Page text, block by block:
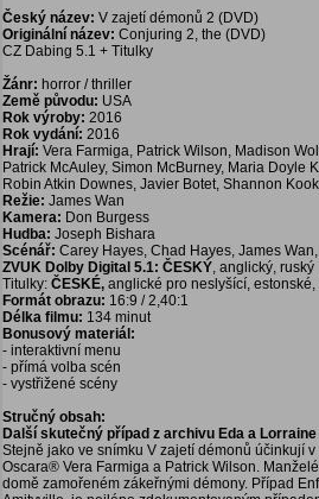
Český název: V zajetí démonů 2 (DVD)
Originální název: Conjuring 2, the (DVD)
CZ Dabing 5.1 + Titulky
Žánr: horror / thriller
Země původu: USA
Rok výroby: 2016
Rok vydání: 2016
Hrají: Vera Farmiga, Patrick Wilson, Madison
Patrick McAuley, Simon McBurney, Maria Doyle
Robin Atkin Downes, Javier Botet, Shannon
Režie: James Wan
Kamera: Don Burgess
Hudba: Joseph Bishara
Scénář: Carey Hayes, Chad Hayes, James
ZVUK Dolby Digital 5.1: ČESKÝ, anglický, ruský
Titulky: ČESKÉ, anglické pro neslyšící,
Formát obrazu: 16:9 / 2,40:1
Délka filmu: 134 minut
Bonusový materiál:
- interaktivní menu
- přímá volba scén
- vystřižené scény
Stručný obsah:
Další skutečný případ z archivu Eda a
Stejně jako ve snímku V zajetí démonů účinkují
Oscara® Vera Farmiga a Patrick Wilson.
domě zamořeném zákeřnými démony. Případ